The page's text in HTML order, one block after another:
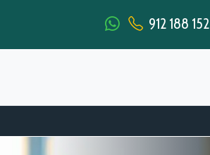
912 188 152